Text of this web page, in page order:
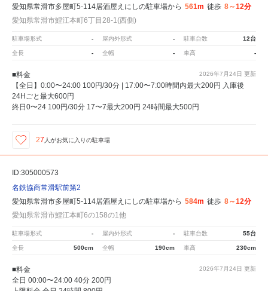
愛知県常滑市多屋町5-114居酒屋えにしの駐車場から 561m 徒歩 8～12分
愛知県常滑市鯉江本町6丁目28-1(西側)
駐車場形式 - 屋内外形式 - 駐車台数 12台
全長 - 全幅 - 車高 -
2026年7月24日 更新
■料金
【全日】0:00〜24:00 100円/30分 | 17:00〜7:00時間内最大200円 入庫後
24Hごと最大600円
終日0〜24 100円/30分 17〜7最大200円 24時間最大500円
27 人がお気に入りの駐車場
ID:305000573
名鉄協商常滑駅前第2
愛知県常滑市多屋町5-114居酒屋えにしの駐車場から 584m 徒歩 8～12分
愛知県常滑市鯉江本町6の158の1他
駐車場形式 - 屋内外形式 - 駐車台数 55台
全長 500cm 全幅 190cm 車高 230cm
2026年7月24日 更新
■料金
全日 00:00〜24:00 40分 200円